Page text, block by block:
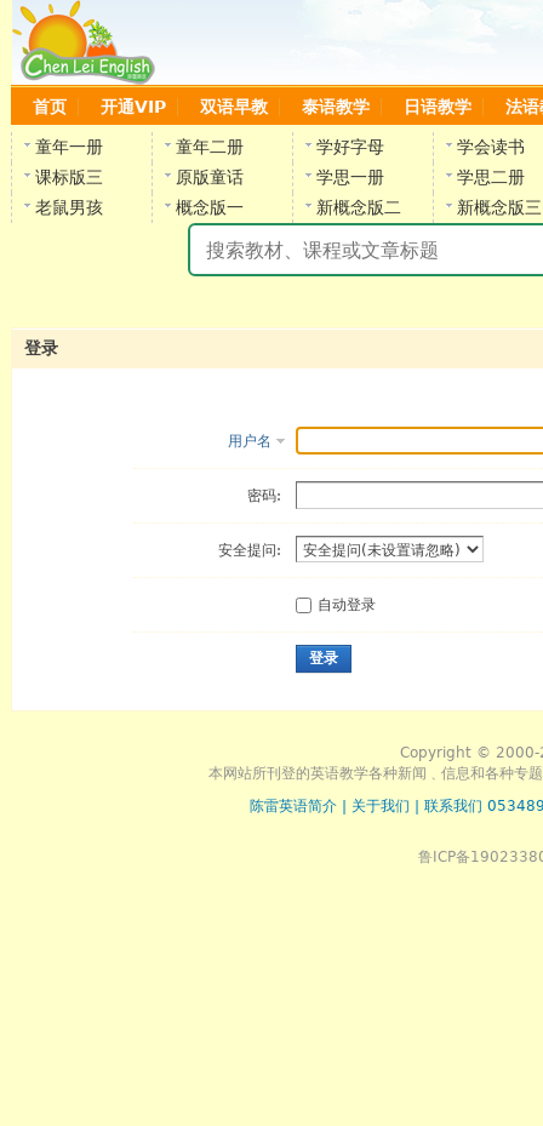
首页 开通VIP 双语早教 泰语教学 日语教学 法语
童年一册 童年二册 学好字母
学会读书
课标版三
原版童话 学思一册
学思二册
老鼠男孩
概念版一 新概念版二 新概念版三
登录
用户名
密码:
安全提问:
自动登录
登录
Copyright © 2000-
本网站所刊登的英语教学各种新闻﹑信息和各种专
陈雷英语简介
关于我们 联系我们
鲁ICP备